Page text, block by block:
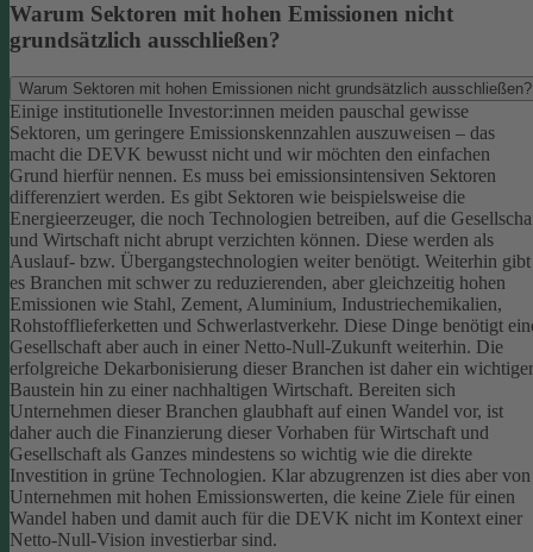
Warum Sektoren mit hohen Emissionen nicht
grundsätzlich ausschließen?
Warum Sektoren mit hohen Emissionen nicht grundsätzlich ausschließen?
Einige institutionelle Investor:innen meiden pauschal gewisse
Sektoren, um geringere Emissionskennzahlen auszuweisen – das
macht die DEVK bewusst nicht und wir möchten den einfachen
Grund hierfür nennen. Es muss bei emissionsintensiven Sektoren
differenziert werden. Es gibt Sektoren wie beispielsweise die
Energieerzeuger, die noch Technologien betreiben, auf die
und Wirtschaft nicht abrupt verzichten können. Diese werden als
Auslauf- bzw. Übergangstechnologien weiter benötigt. Weiterhin gibt
es Branchen mit schwer zu reduzierenden, aber gleichzeitig hohen
Emissionen wie Stahl, Zement, Aluminium, Industriechemikalien,
Rohstofflieferketten und Schwerlastverkehr. Diese Dinge benötigt
Gesellschaft aber auch in einer Netto-Null-Zukunft weiterhin. Die
erfolgreiche Dekarbonisierung dieser Branchen ist daher ein wichtiger
Baustein hin zu einer nachhaltigen Wirtschaft. Bereiten sich
Unternehmen dieser Branchen glaubhaft auf einen Wandel vor, ist
daher auch die Finanzierung dieser Vorhaben für Wirtschaft und
Gesellschaft als Ganzes mindestens so wichtig wie die direkte
Investition in grüne Technologien. Klar abzugrenzen ist dies aber von
Unternehmen mit hohen Emissionswerten, die keine Ziele für einen
Wandel haben und damit auch für die DEVK nicht im Kontext einer
Netto-Null-Vision investierbar sind.